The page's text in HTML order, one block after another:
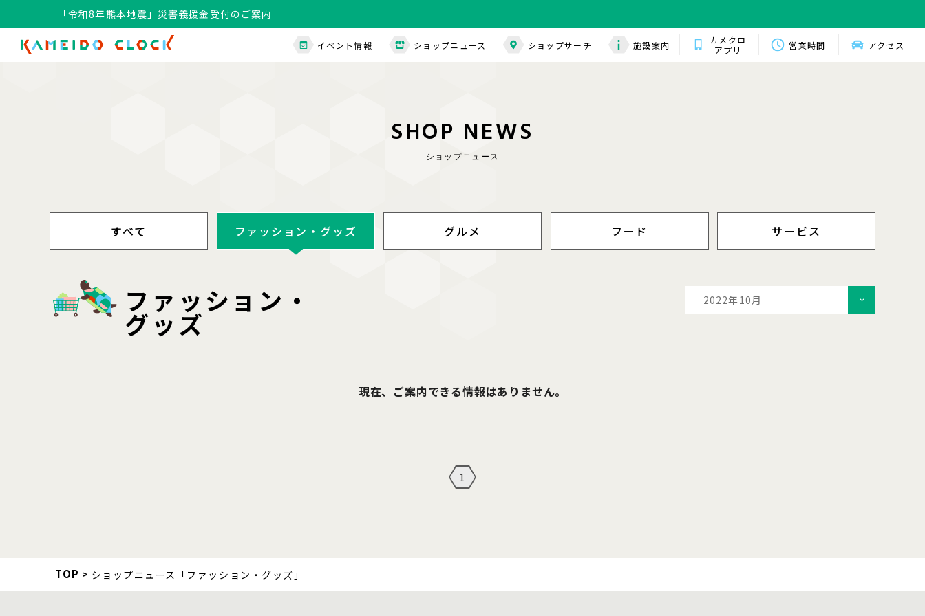
「令和8年熊本地震」災害義援金受付のご案内
イベント情報 ショップニュース ショップサーチ 施設案内
カメクロ
アプリ
営業時間 アクセス
SHOP NEWS
ショップニュース
すべて ファッション・グッズ グルメ フード サービス
2022年10月
ファッション・
グッズ
現在、ご案内できる情報はありません。
1
TOP ショップニュース「ファッション・グッズ」